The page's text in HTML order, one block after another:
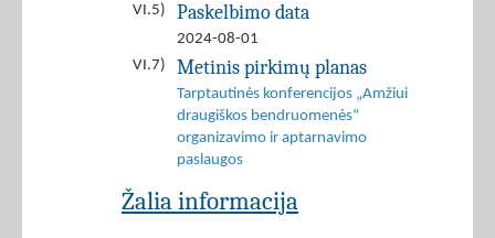
VI.5) Paskelbimo data
2024-08-01
VI.7)
Metinis pirkimų planas
Tarptautinės konferencijos „Amžiui
draugiškos bendruomenės“
organizavimo ir aptarnavimo
paslaugos
Žalia informacija